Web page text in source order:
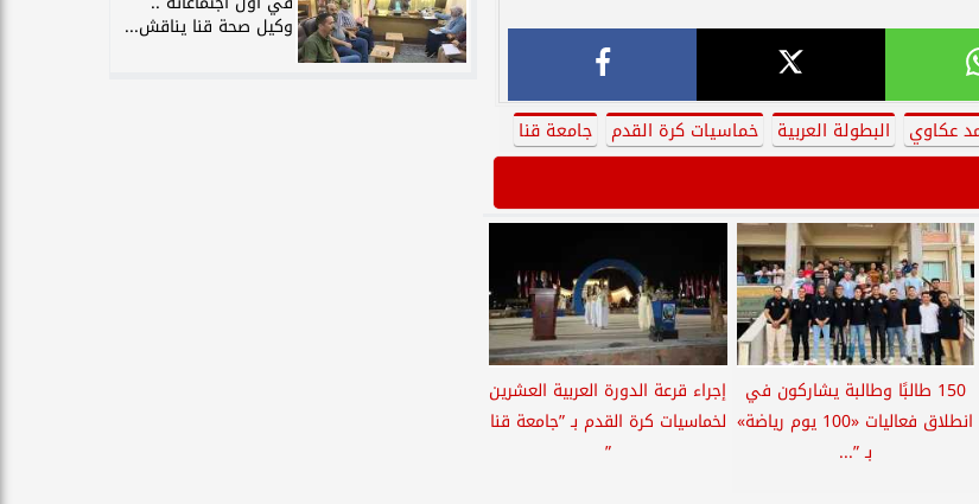
عكاوي البطولة العربية خماسيات كرة القدم جامعة قنا
150 طالبًا وطالبة يشاركون في
انطلاق فعاليات «100 يوم رياضة»
بـ ”...
إجراء قرعة الدورة العربية العشرين
لخماسيات كرة القدم بـ ”جامعة قنا
”
وكيل صحة قنا يناقش...